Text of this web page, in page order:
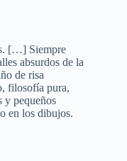
[…] Siempre
absurdos de la
de risa
filosofía pura,
y pequeños
en los dibujos.